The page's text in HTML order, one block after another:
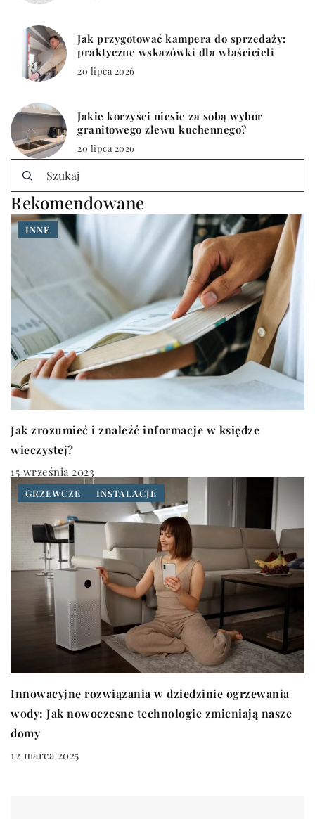
Jak przygotować kampera do sprzedaży:
praktyczne wskazówki dla właścicieli
20 lipca 2026
Jakie korzyści niesie za sobą wybór
granitowego zlewu kuchennego?
20 lipca 2026
Rekomendowane
INNE
Jak zrozumieć i znaleźć informacje w księdze
wieczystej?
15 września 2023
GRZEWCZE INSTALACJE
Innowacyjne rozwiązania w dziedzinie ogrzewania
wody: Jak nowoczesne technologie zmieniają nasze
domy
12 marca 2025